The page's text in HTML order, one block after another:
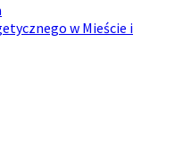
w Mieście i